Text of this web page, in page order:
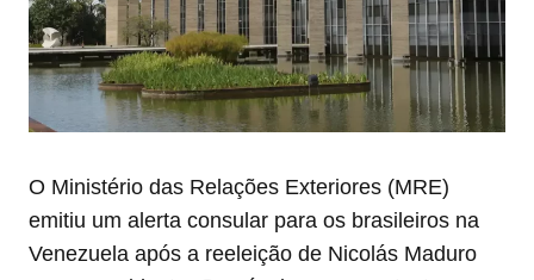
O Ministério das Relações Exteriores (MRE)
emitiu um alerta consular para os brasileiros na
Venezuela após a reeleição de Nicolás Maduro